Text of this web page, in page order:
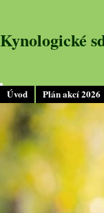
Úvod Plán akcí 2026
Kynologické